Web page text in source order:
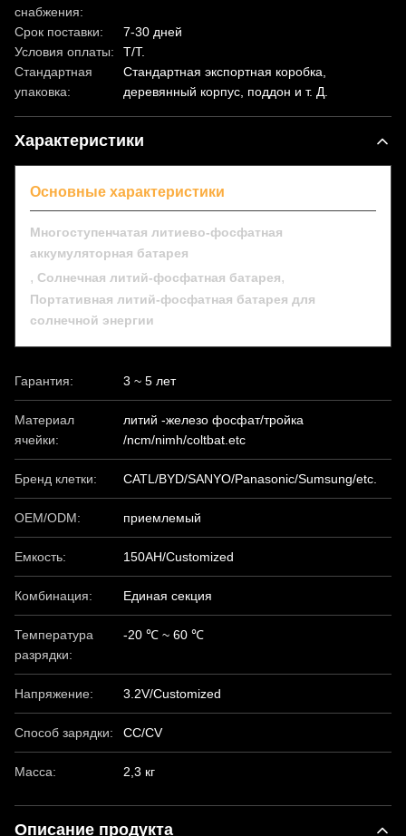
снабжения:
Срок поставки:
7-30 дней
Условия оплаты:
T/T.
Стандартная
упаковка:
Стандартная экспортная коробка,
деревянный корпус, поддон и т. Д.
Характеристики
Основные характеристики
Многоступенчатая литиево-фосфатная
аккумуляторная батарея
, Солнечная литий-фосфатная батарея,
Портативная литий-фосфатная батарея для
солнечной энергии
Гарантия: 3 ~ 5 лет
Материал
ячейки:
литий -железо фосфат/тройка
/ncm/nimh/coltbat.etc
Бренд клетки: CATL/BYD/SANYO/Panasonic/Sumsung/etc.
OEM/ODM: приемлемый
Емкость: 150AH/Customized
Комбинация: Единая секция
Температура
разрядки:
-20 ℃ ~ 60 ℃
Напряжение: 3.2V/Customized
Способ зарядки: CC/CV
Масса: 2,3 кг
Описание продукта